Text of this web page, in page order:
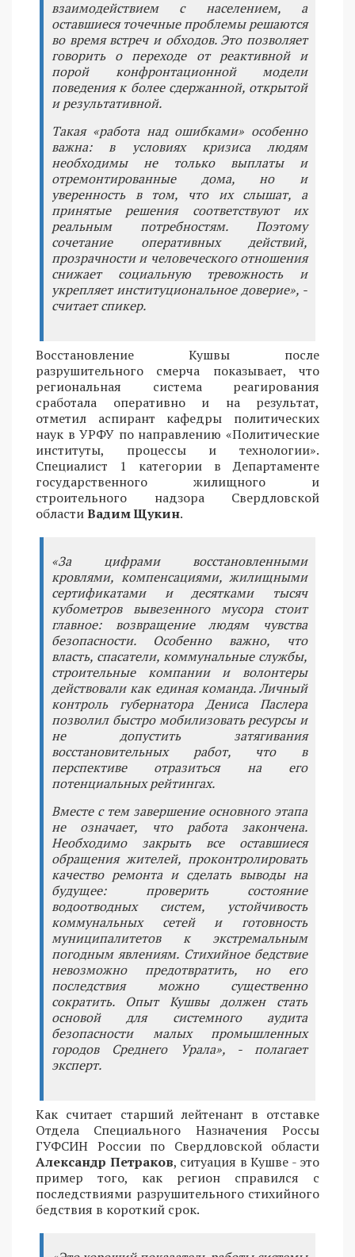
взаимодействием с населением, а
оставшиеся точечные проблемы решаются
во время встреч и обходов. Это позволяет
говорить о переходе от реактивной и
порой конфронтационной модели
поведения к более сдержанной, открытой
и результативной.
Такая «работа над ошибками» особенно
важна: в условиях кризиса людям
необходимы не только выплаты и
отремонтированные дома, но и
уверенность в том, что их слышат, а
принятые решения соответствуют их
реальным потребностям. Поэтому
сочетание оперативных действий,
прозрачности и человеческого отношения
снижает социальную тревожность и
укрепляет институциональное доверие», -
считает спикер.
Восстановление Кушвы после
разрушительного смерча показывает, что
региональная система реагирования
сработала оперативно и на результат,
отметил аспирант кафедры политических
наук в УРФУ по направлению «Политические
институты, процессы и технологии».
Специалист 1 категории в Департаменте
государственного жилищного и
строительного надзора Свердловской
областиВадим Щукин.
«За цифрами восстановленными
кровлями, компенсациями, жилищными
сертификатами и десятками тысяч
кубометров вывезенного мусора стоит
главное: возвращение людям чувства
безопасности. Особенно важно, что
власть, спасатели, коммунальные службы,
строительные компании и волонтеры
действовали как единая команда. Личный
контроль губернатора Дениса Паслера
позволил быстро мобилизовать ресурсы и
не допустить затягивания
восстановительных работ, что в
перспективе отразиться на его
потенциальных рейтингах.
Вместе с тем завершение основного этапа
не означает, что работа закончена.
Необходимо закрыть все оставшиеся
обращения жителей, проконтролировать
качество ремонта и сделать выводы на
будущее: проверить состояние
водоотводных систем, устойчивость
коммунальных сетей и готовность
муниципалитетов к экстремальным
погодным явлениям. Стихийное бедствие
невозможно предотвратить, но его
последствия можно существенно
сократить. Опыт Кушвы должен стать
основой для системного аудита
безопасности малых промышленных
городов Среднего Урала», - полагает
эксперт.
Как считает старший лейтенант в отставке
Отдела Специального Назначения Россы
ГУФСИН России по Свердловской области
Александр Петраков, ситуация в Кушве - это
пример того, как регион справился с
последствиями разрушительного стихийного
бедствия в короткий срок.